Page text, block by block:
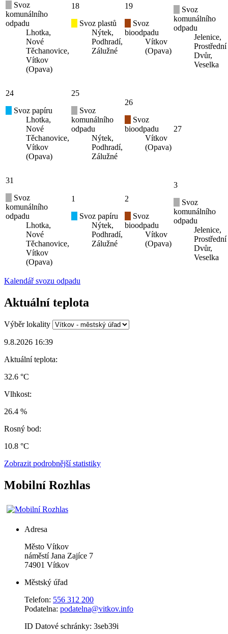
Svoz
komunálního
odpadu
Lhotka,
Nové
Těchanovice,
Vítkov
(Opava)
18
Svoz plastů
Nýtek,
Podhradí,
Zálužné
19
Svoz
bioodpadu
Vítkov
(Opava)
Svoz
komunálního
odpadu
Jelenice,
Prostřední
Dvůr,
Veselka
24
Svoz papíru
Lhotka,
Nové
Těchanovice,
Vítkov
(Opava)
25
Svoz
komunálního
odpadu
Nýtek,
Podhradí,
Zálužné
26
Svoz
bioodpadu
Vítkov
(Opava)
27
31
Svoz
komunálního
odpadu
Lhotka,
Nové
Těchanovice,
Vítkov
(Opava)
1
Svoz papíru
Nýtek,
Podhradí,
Zálužné
2
Svoz
bioodpadu
Vítkov
(Opava)
3
Svoz
komunálního
odpadu
Jelenice,
Prostřední
Dvůr,
Veselka
Kalendář svozu odpadu
Aktuální teplota
Výběr lokality
9.8.2026 16:39
Aktuální teplota:
32.6 °C
Vlhkost:
26.4 %
Rosný bod:
10.8 °C
Zobrazit podrobnější statistiky
Mobilní Rozhlas
Adresa
Město Vítkov
náměstí Jana Zajíce 7
74901 Vítkov
Městský úřad
Telefon: 556 312 200
Podatelna: podatelna@vitkov.info
ID Datové schránky: 3seb39i